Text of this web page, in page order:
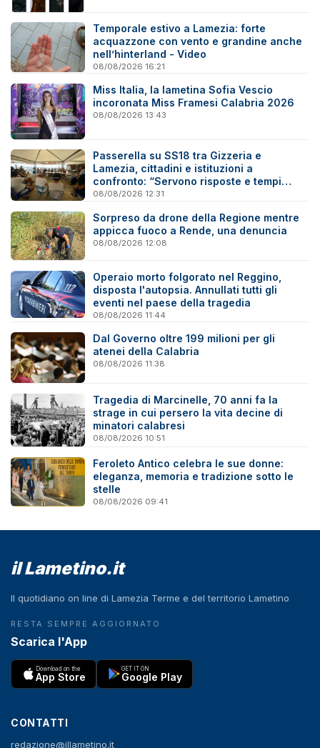
Temporale estivo a Lamezia: forte
acquazzone con vento e grandine anche
nell’hinterland - Video
08/08/2026 16:21
Miss Italia, la lametina Sofia Vescio
incoronata Miss Framesi Calabria 2026
08/08/2026 13:43
Passerella su SS18 tra Gizzeria e
Lamezia, cittadini e istituzioni a
confronto: “Servono risposte e tempi
certi”
08/08/2026 12:31
Sorpreso da drone della Regione mentre
appicca fuoco a Rende, una denuncia
08/08/2026 12:08
Operaio morto folgorato nel Reggino,
disposta l'autopsia. Annullati tutti gli
eventi nel paese della tragedia
08/08/2026 11:44
Dal Governo oltre 199 milioni per gli
atenei della Calabria
08/08/2026 11:38
Tragedia di Marcinelle, 70 anni fa la
strage in cui persero la vita decine di
minatori calabresi
08/08/2026 10:51
Feroleto Antico celebra le sue donne:
eleganza, memoria e tradizione sotto le
stelle
08/08/2026 09:41
il Lametino.it
Il quotidiano on line di Lamezia Terme e del territorio Lametino
RESTA SEMPRE AGGIORNATO
Scarica l'App
Download on the
App Store
GET IT ON
Google Play
CONTATTI
redazione@illametino.it